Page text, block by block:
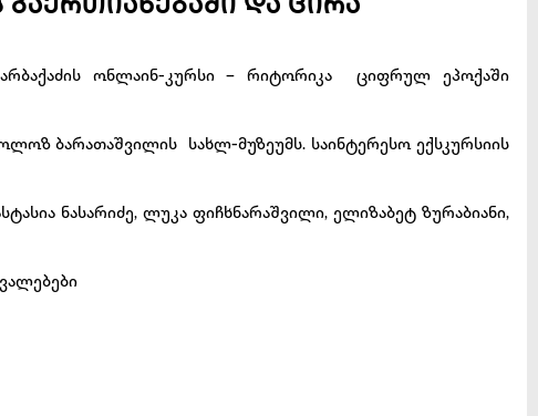
გაერთიანებაში და ცირა
ონლაინ-კურსი – რიტორიკა ციფრულ ეპოქაში
ბარათაშვილის სახლ-მუზეუმს. საინტერესო ექსკურსიის
ნასარიძე, ლუკა ფიჩხნარაშვილი, ელიზაბეტ ზურაბიანი,